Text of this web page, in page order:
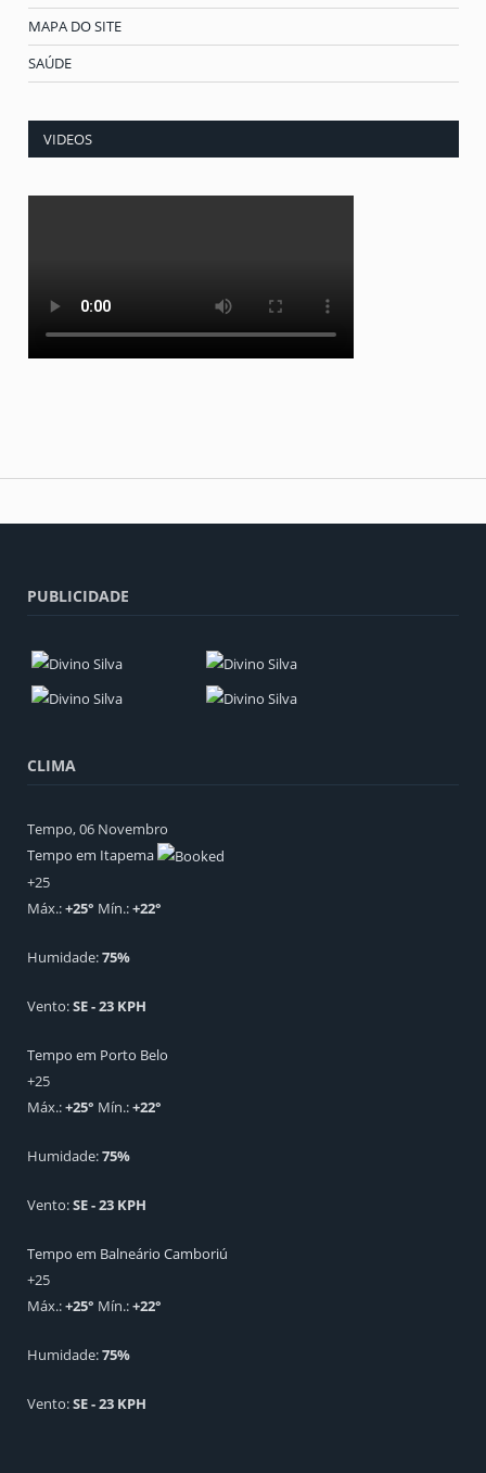
MAPA DO SITE
SAÚDE
VIDEOS
PUBLICIDADE
CLIMA
Tempo, 06 Novembro
Tempo em Itapema
+25
Máx.:+25° Mín.:+22°
Humidade:75%
Vento:SE - 23 KPH
Tempo em Porto Belo
+25
Máx.:+25° Mín.:+22°
Humidade:75%
Vento:SE - 23 KPH
Tempo em Balneário Camboriú
+25
Máx.:+25° Mín.:+22°
Humidade:75%
Vento:SE - 23 KPH